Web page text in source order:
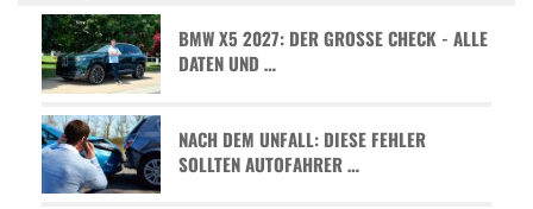
BMW X5 2027: DER GROSSE CHECK - ALLE D
ATEN UND …
NACH DEM UNFALL: DIESE FEHLER
SOLLTEN AUTOFAHRER …